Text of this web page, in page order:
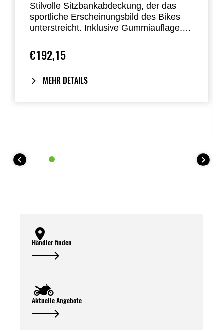
Stilvolle Sitzbankabdeckung, der das
sportliche Erscheinungsbild des Bikes
unterstreicht. Inklusive Gummiauflage.
Erhältlich in fast allen
Werksstandardfarben. Ersetzt den
Beifahrersitz der Ninja 400, Z400, Ninja
€192,15
MEHR DETAILS
Händler finden
Aktuelle Angebote